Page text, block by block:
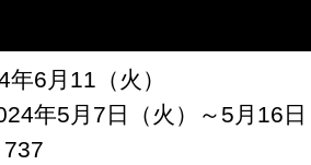
6月11（火）
年5月7日（火）～5月16